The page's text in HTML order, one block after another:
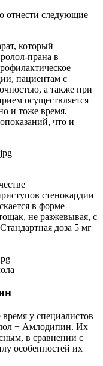
отнести следующие
который
прана в
пациентам с
а также при
осуществляется
и тоже время.
что и
стенокардии
в форме
не разжевывая, с
доза 5 мг
у специалистов
+ Амлодипин. Их
в сравнении с
особенностей их